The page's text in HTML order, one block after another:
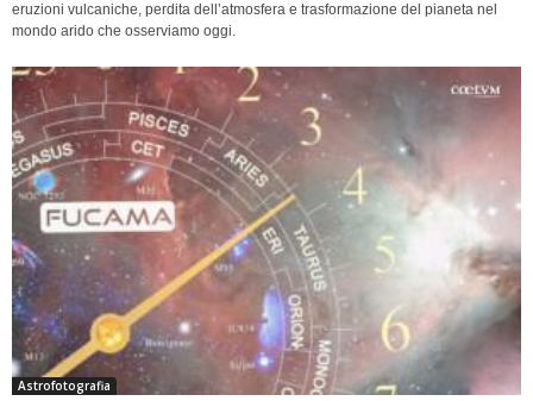
eruzioni vulcaniche, perdita dell’atmosfera e trasformazione del pianeta nel
mondo arido che osserviamo oggi.
Astrofotografia